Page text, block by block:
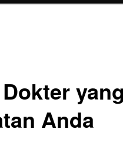
Anda